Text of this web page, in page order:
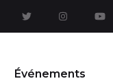
Événements